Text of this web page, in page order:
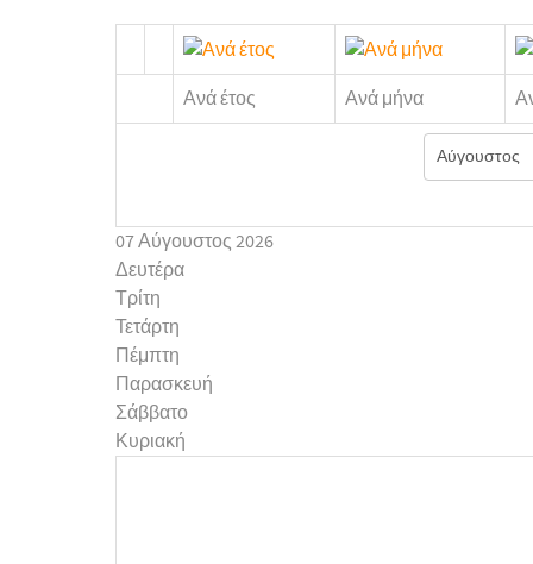
Ανά έτος Ανά μήνα
07 Αύγουστος 2026
Δευτέρα
Τρίτη
Τετάρτη
Πέμπτη
Παρασκευή
Σάββατο
Κυριακή